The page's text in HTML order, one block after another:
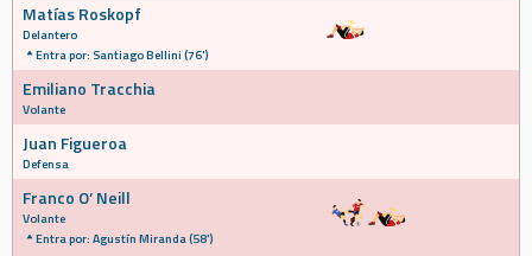
Matías Roskopf
Delantero
Entra por: Santiago Bellini (76')
Emiliano Tracchia
Volante
Juan Figueroa
Defensa
Franco O’ Neill
Volante
Entra por: Agustín Miranda (58')